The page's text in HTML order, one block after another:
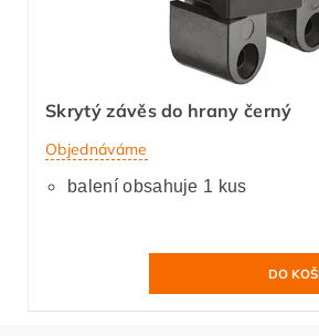
Skrytý závěs do hrany černý
Objednáváme
balení obsahuje 1 kus